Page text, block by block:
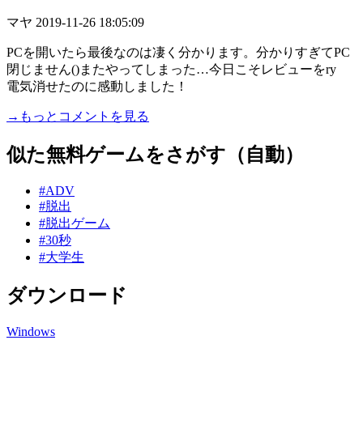
マヤ 2019-11-26 18:05:09
PCを開いたら最後なのは凄く分かります。分かりすぎてPC
閉じません()またやってしまった…今日こそレビューをry
電気消せたのに感動しました！
→もっとコメントを見る
似た無料ゲームをさがす（自動）
#ADV
#脱出
#脱出ゲーム
#30秒
#大学生
ダウンロード
Windows